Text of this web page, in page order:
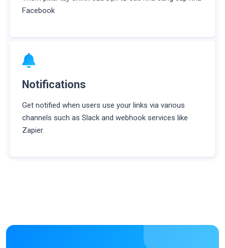
Facebook
Notifications
Get notified when users use your links via various
channels such as Slack and webhook services like
Zapier.